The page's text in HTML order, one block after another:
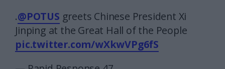
.@POTUS greets Chinese President Xi
Jinping at the Great Hall of the People
pic.twitter.com/wXkwVPg6fS